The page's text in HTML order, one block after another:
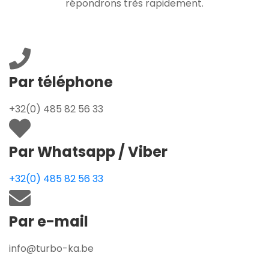
répondrons très rapidement.
Par téléphone
+32(0) 485 82 56 33
Par Whatsapp / Viber
+32(0) 485 82 56 33
Par e-mail
info@turbo-ka.be